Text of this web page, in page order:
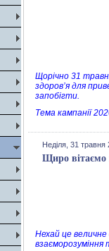
Щорічно 31
здоров’я для
запобігти.
Тема кампанії
Неділя, 31 травня
Щиро вітаємо
Нехай це величне
взаєморозуміння